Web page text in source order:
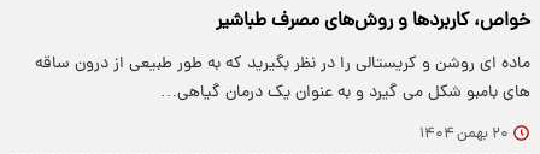
خواص، کاربردها و روش‌های مصرف طباشیر
ماده ای روشن و کریستالی را در نظر بگیرید که به طور طبیعی از درون ساقه
های بامبو شکل می گیرد و به عنوان یک درمان گیاهی…
۲۰ بهمن ۱۴۰۴